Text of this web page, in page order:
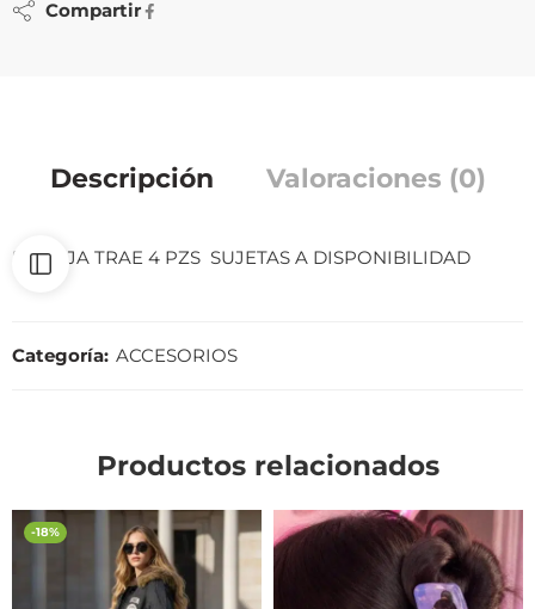
Compartir
Descripción Valoraciones (0)
LA CAJA TRAE 4 PZS SUJETAS A DISPONIBILIDAD
Categoría: ACCESORIOS
Productos relacionados
-18%